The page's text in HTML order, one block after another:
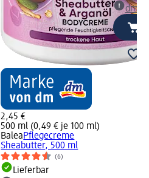
2,45 €
500 ml (0,49 € je 100 ml)
BaleaPflegecreme
Sheabutter, 500 ml
(6)
Lieferbar
dm